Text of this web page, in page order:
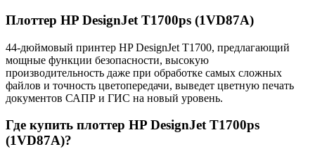
Плоттер HP DesignJet T1700ps (1VD87A)
44-дюймовый принтер HP DesignJet T1700, предлагающий
мощные функции безопасности, высокую
производительность даже при обработке самых сложных
файлов и точность цветопередачи, выведет цветную печать
документов САПР и ГИС на новый уровень.
Где купить плоттер HP DesignJet T1700ps
(1VD87A)?